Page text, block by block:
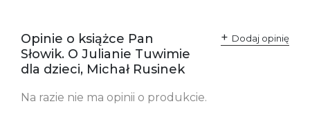
kontakt@wydajenamsie.pl
+48 61 623 38 38
informacje dotyczące
Opinie o książce Pan
Słowik. O Julianie Tuwimie
dla dzieci, Michał Rusinek
Dodaj opinię
Na razie nie ma opinii o produkcie.